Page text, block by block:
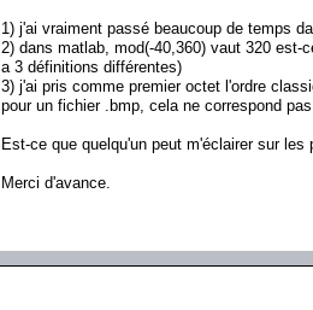
1) j'ai vraiment passé beaucoup de temps
2) dans matlab, mod(-40,360) vaut 320
a 3 définitions différentes)
3) j'ai pris comme premier octet l'ordre
pour un fichier .bmp, cela ne correspond
Est-ce que quelqu'un peut m'éclairer sur
Merci d'avance.